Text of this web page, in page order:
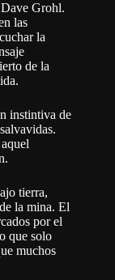
Grohl.
las
la
de la
instintiva de
tierra,
la mina. El
por el
que solo
muchos